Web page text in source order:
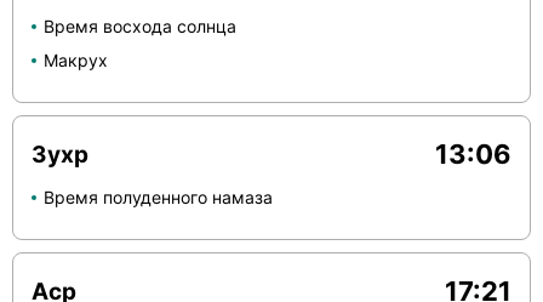
Время восхода солнца
Макрух
Зухр 13:06
Время полуденного намаза
Аср 17:21